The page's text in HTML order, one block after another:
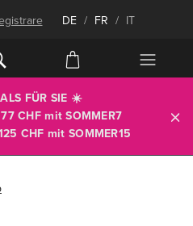
DE / FR / IT
FÜR SIE ☀️
77 CHF mitSOMMER7
CHF mit SOMMER15